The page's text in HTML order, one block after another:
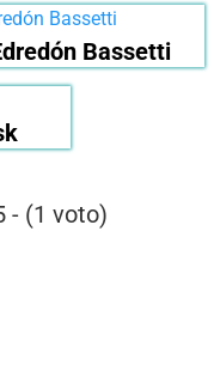
Bassetti
- (1 voto)